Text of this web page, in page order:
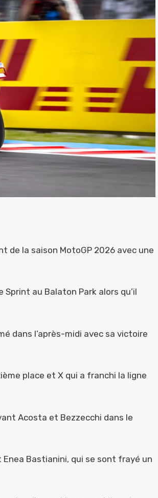
de la saison MotoGP 2026 avec une
au Balaton Park alors qu’il
dans l’après-midi avec sa victoire
place et X qui a franchi la ligne
Acosta et Bezzecchi dans le
Bastianini, qui se sont frayé un